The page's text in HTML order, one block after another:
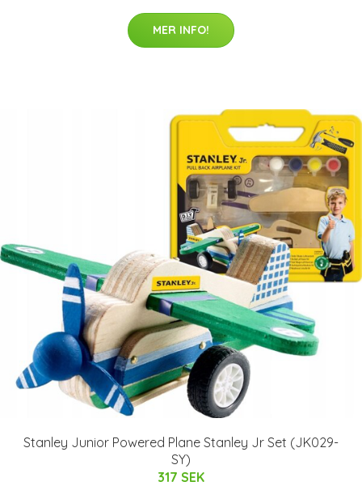
MER INFO!
Stanley Junior Powered Plane Stanley Jr Set (JK029-
SY)
317 SEK